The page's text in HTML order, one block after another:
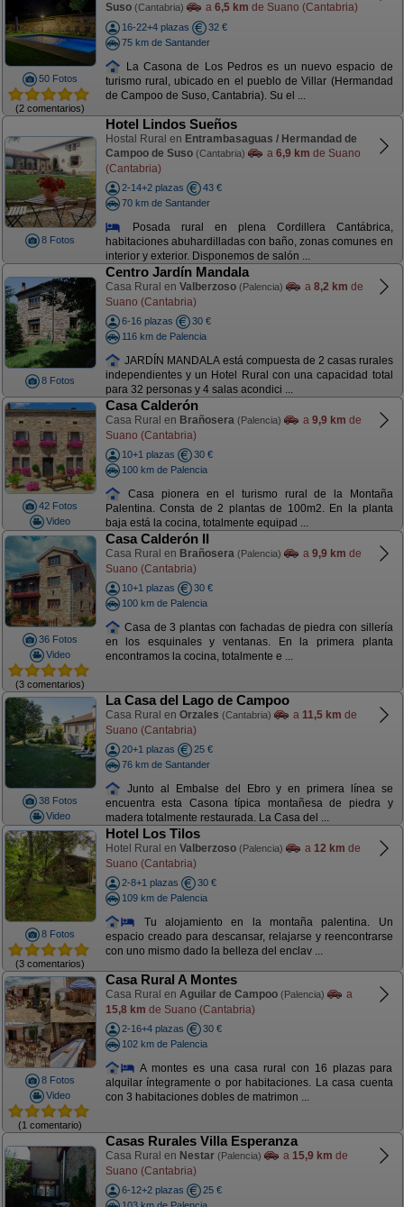
50 Fotos
(2 comentarios)
Suso (Cantabria) a 6,5 km de Suano (Cantabria)
16-22+4 plazas
32 €
75 km de Santander
La Casona de Los Pedros es un nuevo espacio de
turismo rural, ubicado en el pueblo de Villar (Hermandad
de Campoo de Suso, Cantabria). Su el ...
8 Fotos
Hotel Lindos Sueños
Hostal Rural en Entrambasaguas / Hermandad de
Campoo de Suso (Cantabria) a 6,9 km de Suano
(Cantabria)
2-14+2 plazas
43 €
70 km de Santander
Posada rural en plena Cordillera Cantábrica,
habitaciones abuhardilladas con baño, zonas comunes en
interior y exterior. Disponemos de salón ...
8 Fotos
Centro Jardín Mandala
Casa Rural en Valberzoso (Palencia) a 8,2 km de
Suano (Cantabria)
6-16 plazas
30 €
116 km de Palencia
JARDÍN MANDALA está compuesta de 2 casas rurales
independientes y un Hotel Rural con una capacidad total
para 32 personas y 4 salas acondici ...
42 Fotos
Video
Casa Calderón
Casa Rural en Brañosera (Palencia) a 9,9 km de
Suano (Cantabria)
10+1 plazas
30 €
100 km de Palencia
Casa pionera en el turismo rural de la Montaña
Palentina. Consta de 2 plantas de 100m2. En la planta
baja está la cocina, totalmente equipad ...
36 Fotos
Video
(3 comentarios)
Casa Calderón II
Casa Rural en Brañosera (Palencia) a 9,9 km de
Suano (Cantabria)
10+1 plazas
30 €
100 km de Palencia
Casa de 3 plantas con fachadas de piedra con sillería
en los esquinales y ventanas. En la primera planta
encontramos la cocina, totalmente e ...
38 Fotos
Video
La Casa del Lago de Campoo
Casa Rural en Orzales (Cantabria) a 11,5 km de
Suano (Cantabria)
20+1 plazas
25 €
76 km de Santander
Junto al Embalse del Ebro y en primera línea se
encuentra esta Casona típica montañesa de piedra y
madera totalmente restaurada. La Casa del ...
8 Fotos
(3 comentarios)
Hotel Los Tilos
Hotel Rural en Valberzoso (Palencia) a 12 km de
Suano (Cantabria)
2-8+1 plazas
30 €
109 km de Palencia
Tu alojamiento en la montaña palentina. Un
espacio creado para descansar, relajarse y reencontrarse
con uno mismo dado la belleza del enclav ...
8 Fotos
Video
(1 comentario)
Casa Rural A Montes
Casa Rural en Aguilar de Campoo (Palencia)
a
15,8 km de Suano (Cantabria)
2-16+4 plazas
30 €
102 km de Palencia
A montes es una casa rural con 16 plazas para
alquilar íntegramente o por habitaciones. La casa cuenta
con 3 habitaciones dobles de matrimon ...
Casas Rurales Villa Esperanza
Casa Rural en Nestar (Palencia) a 15,9 km de
Suano (Cantabria)
6-12+2 plazas
25 €